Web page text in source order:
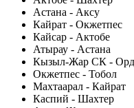
Астана - Аксу
Кайрат - Окжетпес
Кайсар - Актобе
Атырау - Астана
Кызыл-Жар СК -
Окжетпес - Тобол
Махтаарал - Кайрат
Каспий - Шахтер